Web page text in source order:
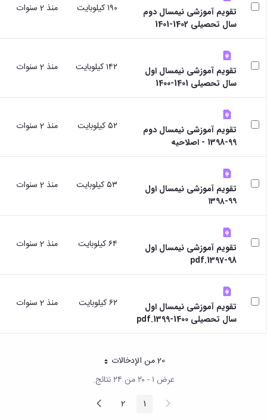
تقویم آموزشی نیمسال دوم
سال تحصیلی 1402-1401
١٩٠ كيلوبايت منذ 2 سنوات
تقویم آموزشی نیمسال اول
سال تحصیلی 1401-1400
١٤٢ كيلوبايت منذ 2 سنوات
تقویم آموزشی نیمسال دوم
99-1398 - اصلاحیه
٥٢ كيلوبايت منذ 2 سنوات
تقویم آموزشی نیمسال اول
۹۹-۱۳۹۸
٥٣ كيلوبايت منذ 2 سنوات
تقویم آموزشی نیمسال اول
98-1397.pdf
٦٤ كيلوبايت منذ 2 سنوات
تقویم آموزشی نیمسال اول
سال تحصیلی 1400-1399.pdf
٦٢ كيلوبايت منذ 2 سنوات
20 من الإدخالات
لكل صفحة
عرض ١ - ٢٠ من ٢٤ نتائج.
الصفحة
السابقة الصفحة1 الصفحة2 الصفحة
التالية